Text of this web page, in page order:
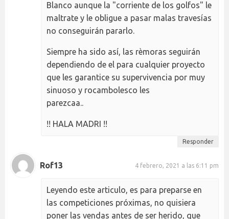
Blanco aunque la "corriente de los golfos" le
maltrate y le obligue a pasar malas travesías
no conseguirán pararlo.
Siempre ha sido así, las rèmoras seguirán
dependiendo de el para cualquier proyecto
que les garantice su supervivencia por muy
sinuoso y rocambolesco les
parezcaa..
!! HALA MADRI !!
Responder
Rof13 4 febrero, 2021 a las 6:11 pm
Leyendo este articulo, es para preparse en
las competiciones próximas, no quisiera
poner las vendas antes de ser herido, que